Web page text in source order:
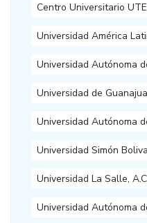
Centro Universitario
Universidad América
Universidad Autónoma
Universidad de
Universidad Autónoma
Universidad Simón
Universidad La Salle,
Universidad Autónoma